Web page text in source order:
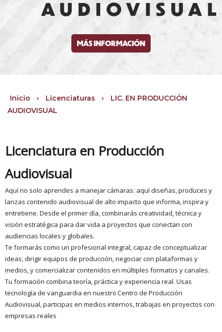
MÁS INFORMACIÓN
Inicio › Licenciaturas ›
LIC. EN PRODUCCIÓN
AUDIOVISUAL
Licenciatura en Producción
Audiovisual
Aquí no solo aprendes a manejar cámaras: aquí diseñas, produces y
lanzas contenido audiovisual de alto impacto que informa, inspira y
entretiene. Desde el primer día, combinarás creatividad, técnica y
visión estratégica para dar vida a proyectos que conectan con
audiencias locales y globales.
Te formarás como un profesional integral, capaz de conceptualizar
ideas, dirigir equipos de producción, negociar con plataformas y
medios, y comercializar contenidos en múltiples formatos y canales.
Tu formación combina teoría, práctica y experiencia real. Usas
tecnología de vanguardia en nuestro Centro de Producción
Audiovisual, participas en medios internos, trabajas en proyectos con
empresas reales